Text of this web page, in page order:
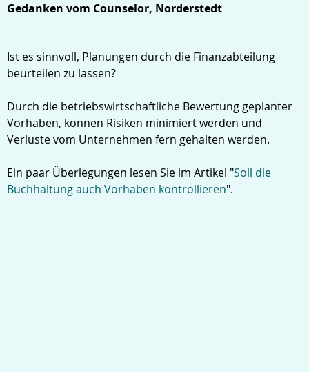
Gedanken vom Counselor, Norderstedt
Ist es sinnvoll, Planungen durch die Finanzabteilung
beurteilen zu lassen?
Durch die betriebswirtschaftliche Bewertung geplanter
Vorhaben, können Risiken minimiert werden und
Verluste vom Unternehmen fern gehalten werden.
Ein paar Überlegungen lesen Sie im Artikel "Soll die
Buchhaltung auch Vorhaben kontrollieren".